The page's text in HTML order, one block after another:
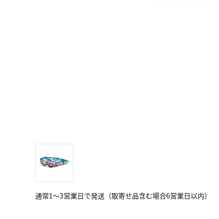
通常1～3営業日で発送（取寄せ品含む場合6営業日以内）